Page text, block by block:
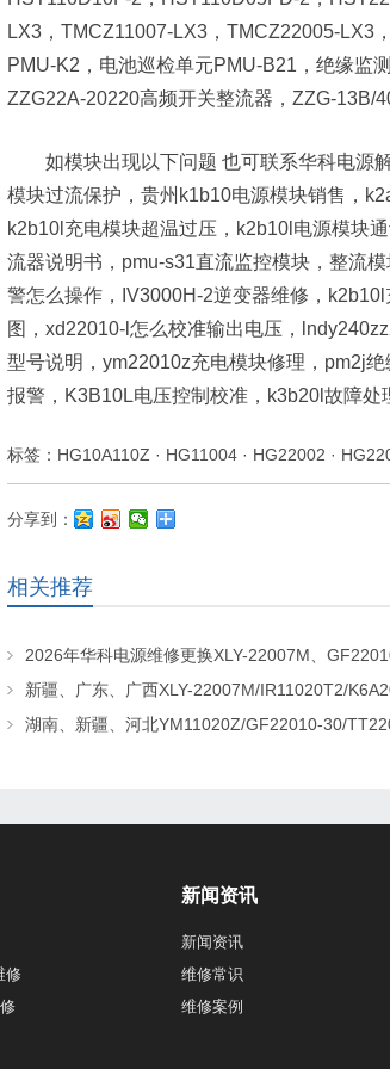
LX3，TMCZ11007-LX3，TMCZ22005-LX3
PMU-K2，电池巡检单元PMU-B21，绝缘监
ZZG22A-20220高频开关整流器，ZZG-13B/
如模块出现以下问题 也可联系华科电源
模块过流保护，贵州k1b10电源模块销售，
k2b10l充电模块超温过压，k2b10l电源模块
流器说明书，pmu-s31直流监控模块，整流
警怎么操作，IV3000H-2逆变器维修，
图，xd22010-l怎么校准输出电压，
型号说明，ym22010z充电模块修理，pm2j
报警，K3B10L电压控制校准，k3b20l故障处
标签： HG10A110Z · HG11004 · HG22002 ·
分享到：
相关推荐
修
新闻资讯
新闻资讯
维修常识
维修案例